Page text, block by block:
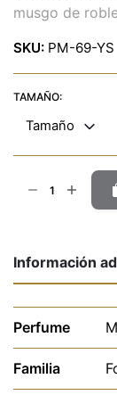
musgo de
SKU: PM-69-YS
TAMAÑO:
Tamaño
Información
Perfume
Familia